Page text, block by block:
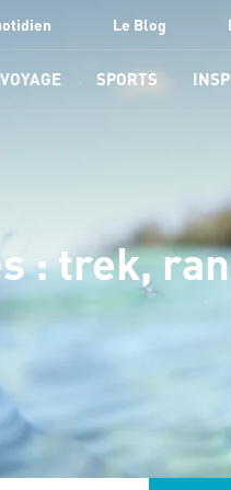
Le Blog
SPORTS
: trek,